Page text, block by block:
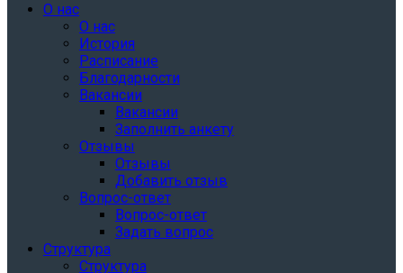
О нас
О нас
История
Расписание
Благодарности
Вакансии
Вакансии
Заполнить анкету
Отзывы
Отзывы
Добавить отзыв
Вопрос-ответ
Вопрос-ответ
Задать вопрос
Структура
Структура